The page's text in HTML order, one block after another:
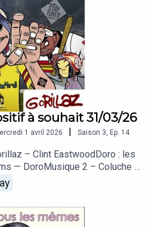
Je vais sortir ce soirCédric : les
+ fin
à souhait 31/03/26
1 avril 2026 | Saison 3, Ep. 14
– Clint EastwoodDoro : les
— DoroMusique 2 – Coluche et
du Splendid – On n’est pas là
: L’humour —
– Générique version
— KennyMusique 4 –